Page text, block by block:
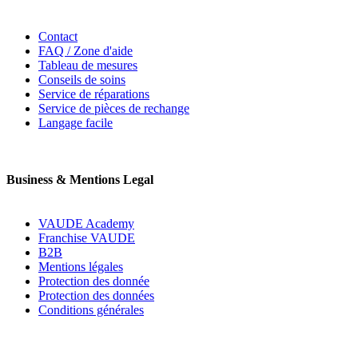
Contact
FAQ / Zone d'aide
Tableau de mesures
Conseils de soins
Service de réparations
Service de pièces de rechange
Langage facile
Business & Mentions Legal
VAUDE Academy
Franchise VAUDE
B2B
Mentions légales
Protection des donnée
Protection des données
Conditions générales